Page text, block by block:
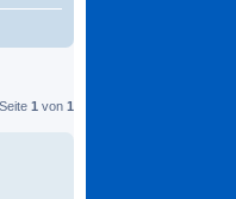
1 von 1